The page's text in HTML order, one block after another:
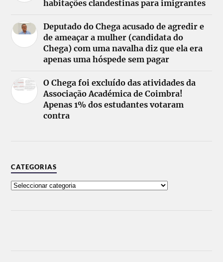
habitações clandestinas para imigrantes
Deputado do Chega acusado de agredir e
de ameaçar a mulher (candidata do
Chega) com uma navalha diz que ela era
apenas uma hóspede sem pagar
O Chega foi excluído das atividades da
Associação Académica de Coimbra!
Apenas 1% dos estudantes votaram
contra
CATEGORIAS